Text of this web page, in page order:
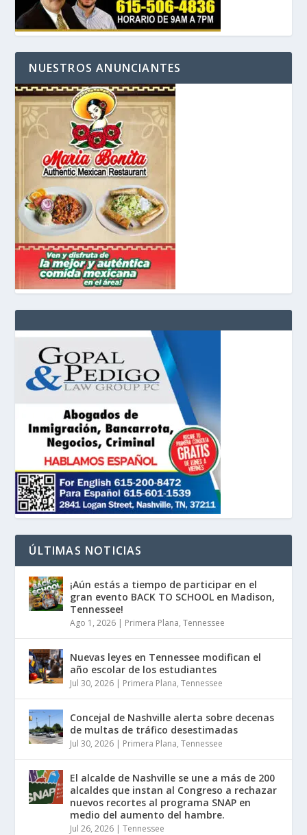
NUESTROS ANUNCIANTES
ÚLTIMAS NOTICIAS
¡Aún estás a tiempo de participar en el
gran evento BACK TO SCHOOL en Madison,
Tennessee!
Ago 1, 2026 | Primera Plana,Tennessee
Nuevas leyes en Tennessee modifican el
año escolar de los estudiantes
Jul 30, 2026 | Primera Plana,Tennessee
Concejal de Nashville alerta sobre decenas
de multas de tráfico desestimadas
Jul 30, 2026 | Primera Plana,Tennessee
El alcalde de Nashville se une a más de 200
alcaldes que instan al Congreso a rechazar
nuevos recortes al programa SNAP en
medio del aumento del hambre.
Jul 26, 2026 |Tennessee